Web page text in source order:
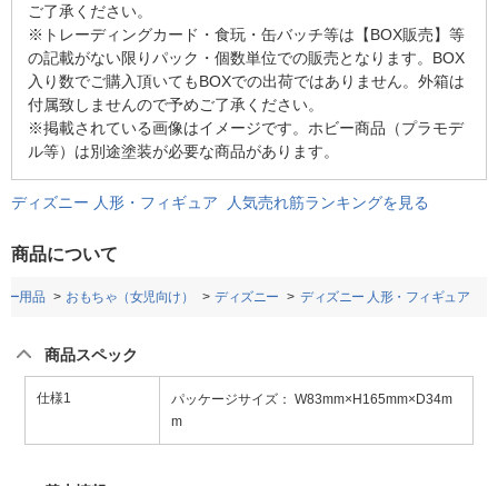
ご了承ください。
※トレーディングカード・食玩・缶バッチ等は【BOX販売】等
の記載がない限りパック・個数単位での販売となります。BOX
入り数でご購入頂いてもBOXでの出荷ではありません。外箱は
付属致しませんので予めご了承ください。
※掲載されている画像はイメージです。ホビー商品（プラモデ
ル等）は別途塗装が必要な商品があります。
ディズニー 人形・フィギュア 人気売れ筋ランキングを見る
商品について
ー用品 おもちゃ（女児向け） ディズニー ディズニー 人形・フィギュア
商品スペック
仕様1
パッケージサイズ： W83mm×H165mm×D34m
m